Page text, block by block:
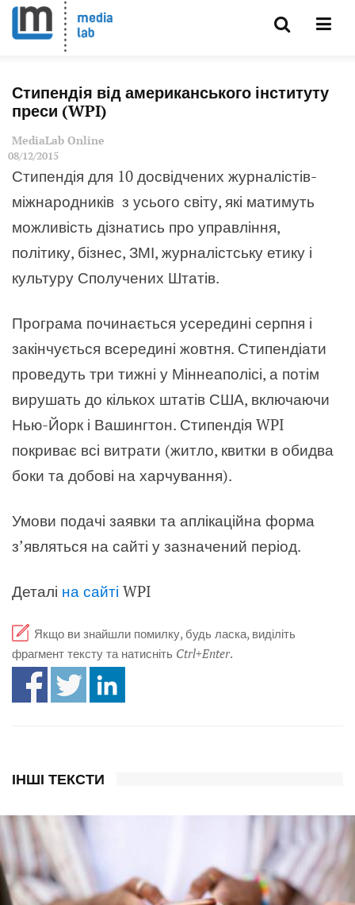
Стипендія від американського інституту
преси (WPI)
MediaLab Online
08/12/2015
Стипендія для 10 досвідчених журналістів-
міжнародників з усього світу, які матимуть
можливість дізнатись про управління,
політику, бізнес, ЗМІ, журналістську етику і
культуру Сполучених Штатів.
Програма починається усередині серпня і
закінчується всередині жовтня. Стипендіати
проведуть три тижні у Міннеаполісі, а потім
вирушать до кількох штатів США, включаючи
Нью-Йорк і Вашингтон. Стипендія WPI
покриває всі витрати (житло, квитки в обидва
боки та добові на харчування).
Умови подачі заявки та аплікаційна форма
з’являться на сайті у зазначений період.
Деталі на сайті WPI
Якщо ви знайшли помилку, будь ласка, виділіть
фрагмент тексту та натисніть Ctrl+Enter.
ІНШІ ТЕКСТИ